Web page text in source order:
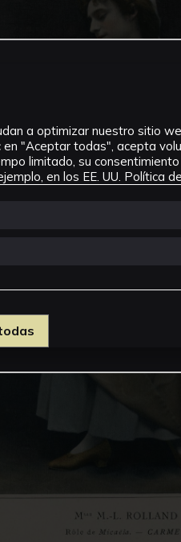
a optimizar nuestro sitio
en "Aceptar todas", acepta
limitado, su
en los EE. UU. Política